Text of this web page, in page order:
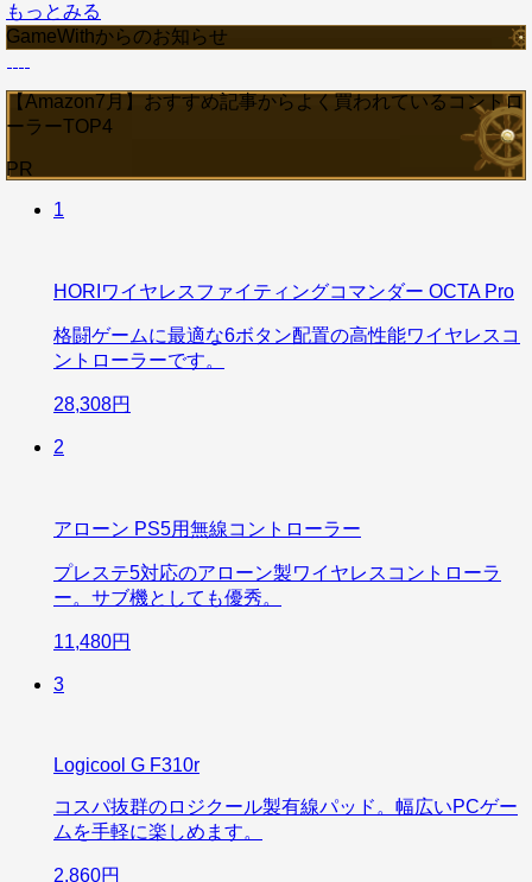
もっとみる
GameWithからのお知らせ
【Amazon7月】おすすめ記事からよく買われているコントロ
ーラーTOP4
PR
1
HORIワイヤレスファイティングコマンダー OCTA Pro
格闘ゲームに最適な6ボタン配置の高性能ワイヤレスコ
ントローラーです。
28,308円
2
アローン PS5用無線コントローラー
プレステ5対応のアローン製ワイヤレスコントローラ
ー。サブ機としても優秀。
11,480円
3
Logicool G F310r
コスパ抜群のロジクール製有線パッド。幅広いPCゲー
ムを手軽に楽しめます。
2,860円